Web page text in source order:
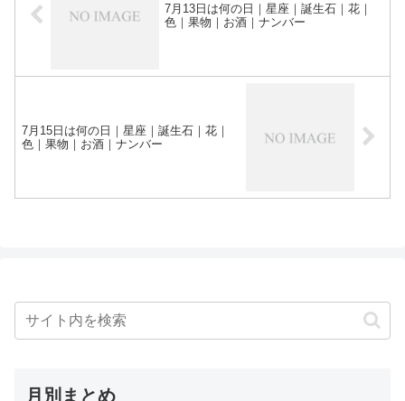
7月13日は何の日｜星座｜誕生石｜花｜
色｜果物｜お酒｜ナンバー
7月15日は何の日｜星座｜誕生石｜花｜
色｜果物｜お酒｜ナンバー
月別まとめ